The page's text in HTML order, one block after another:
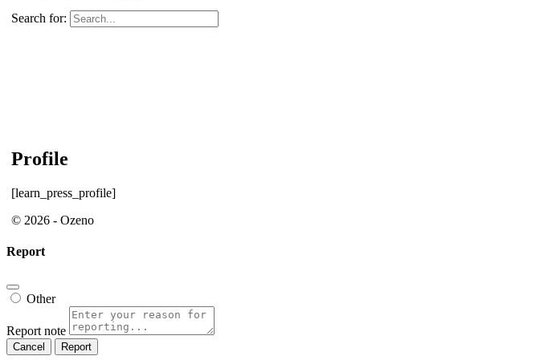
Search for:
Profile
[learn_press_profile]
© 2026 - Ozeno
Report
Other
Report note
Report